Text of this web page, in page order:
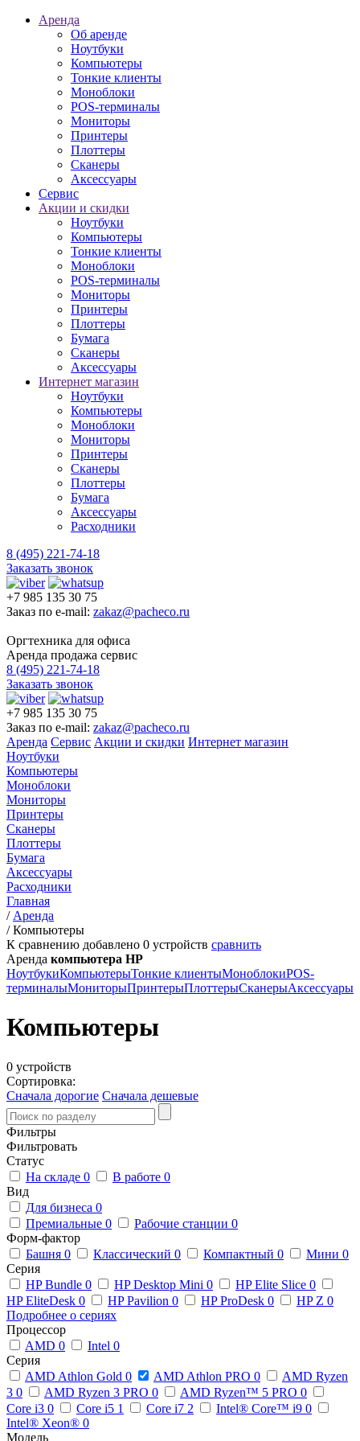
Аренда
Об аренде
Ноутбуки
Компьютеры
Тонкие клиенты
Моноблоки
POS-терминалы
Мониторы
Принтеры
Плоттеры
Сканеры
Аксессуары
Сервис
Акции и скидки
Ноутбуки
Компьютеры
Тонкие клиенты
Моноблоки
POS-терминалы
Мониторы
Принтеры
Плоттеры
Бумага
Сканеры
Аксессуары
Интернет магазин
Ноутбуки
Компьютеры
Моноблоки
Мониторы
Принтеры
Сканеры
Плоттеры
Бумага
Аксессуары
Расходники
8 (495) 221-74-18
Заказать звонок
+7 985 135 30 75
Заказ по e-mail: zakaz@pacheco.ru
Оргтехника для офиса
Аренда продажа сервис
8 (495) 221-74-18
Заказать звонок
+7 985 135 30 75
Заказ по e-mail: zakaz@pacheco.ru
Аренда Сервис Акции и скидки Интернет магазин
Ноутбуки
Компьютеры
Моноблоки
Мониторы
Принтеры
Сканеры
Плоттеры
Бумага
Аксессуары
Расходники
Главная
/ Аренда
/Компьютеры
К сравнению добавлено 0 устройств сравнить
Аренда компьютера HP
НоутбукиКомпьютерыТонкие клиентыМоноблокиPOS-
терминалыМониторыПринтерыПлоттерыСканерыАксессуары
Компьютеры
0 устройств
Сортировка:
Сначала дорогие Сначала дешевые
Фильтры
Фильтровать
Статус
На складе 0 В работе 0
Вид
Для бизнеса 0
Премиальные 0 Рабочие станции 0
Форм-фактор
Башня 0 Классический 0 Компактный 0 Мини 0
Серия
HP Bundle 0 HP Desktop Mini 0 HP Elite Slice 0
HP EliteDesk 0 HP Pavilion 0 HP ProDesk 0 HP Z 0
Подробнее о сериях
Процессор
AMD 0 Intel 0
Серия
AMD Athlon Gold 0 AMD Athlon PRO 0
AMD Ryzen
3 0 AMD Ryzen 3 PRO 0 AMD Ryzen™ 5 PRO 0
Core i3 0 Core i5 1 Core i7 2 Intel® Core™ i9 0
Intel® Xeon® 0
Модель